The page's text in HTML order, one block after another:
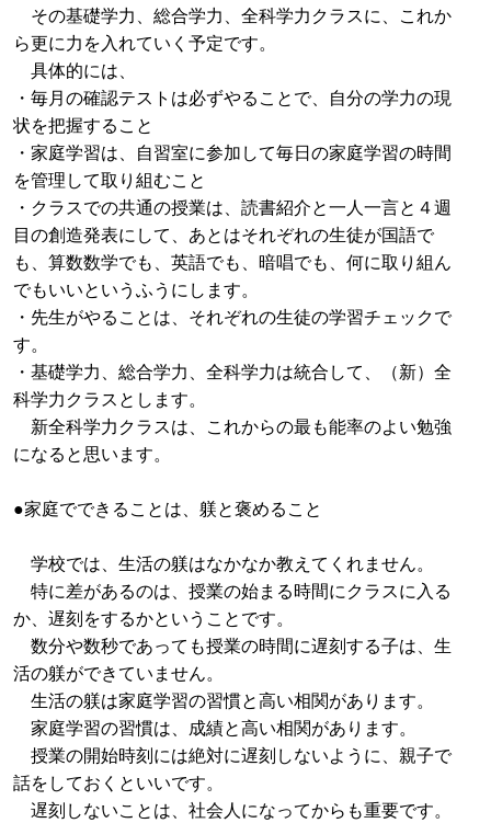
その基礎学力、総合学力、全科学力クラスに、これか
ら更に力を入れていく予定です。
具体的には、
・毎月の確認テストは必ずやることで、自分の学力の現
状を把握すること
・家庭学習は、自習室に参加して毎日の家庭学習の時間
を管理して取り組むこと
・クラスでの共通の授業は、読書紹介と一人一言と４週
目の創造発表にして、あとはそれぞれの生徒が国語で
も、算数数学でも、英語でも、暗唱でも、何に取り組ん
でもいいというふうにします。
・先生がやることは、それぞれの生徒の学習チェックで
す。
・基礎学力、総合学力、全科学力は統合して、（新）全
科学力クラスとします。
新全科学力クラスは、これからの最も能率のよい勉強
になると思います。
●家庭でできることは、躾と褒めること
学校では、生活の躾はなかなか教えてくれません。
特に差があるのは、授業の始まる時間にクラスに入る
か、遅刻をするかということです。
数分や数秒であっても授業の時間に遅刻する子は、生
活の躾ができていません。
生活の躾は家庭学習の習慣と高い相関があります。
家庭学習の習慣は、成績と高い相関があります。
授業の開始時刻には絶対に遅刻しないように、親子で
話をしておくといいです。
遅刻しないことは、社会人になってからも重要です。